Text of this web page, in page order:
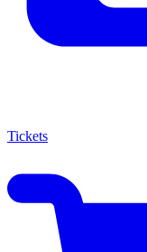
Tickets